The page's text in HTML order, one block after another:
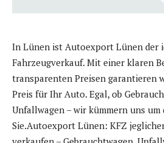
In Lünen ist Autoexport Lünen der
Fahrzeugverkauf. Mit einer klaren
transparenten Preisen garantieren
Preis für Ihr Auto. Egal, ob
Unfallwagen – wir kümmern uns
Sie.Autoexport Lünen: KFZ